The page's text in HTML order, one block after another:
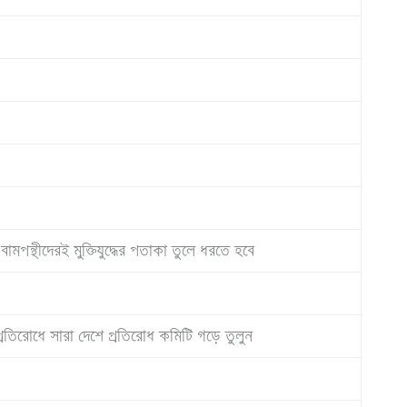
মুক্তিযুদ্ধের পতাকা তুলে ধরতে হবে
সারা দেশে প্রতিরোধ কমিটি গড়ে তুলুন